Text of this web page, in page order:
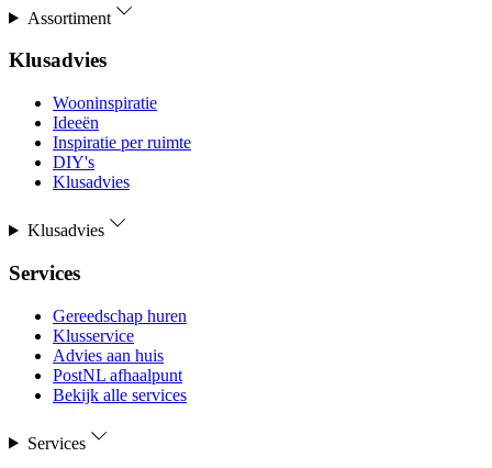
Assortiment
Klusadvies
Wooninspiratie
Ideeën
Inspiratie per ruimte
DIY's
Klusadvies
Klusadvies
Services
Gereedschap huren
Klusservice
Advies aan huis
PostNL afhaalpunt
Bekijk alle services
Services